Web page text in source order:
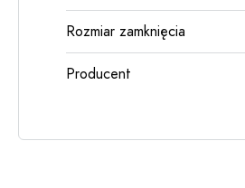
Rozmiar zamknięcia
Producent